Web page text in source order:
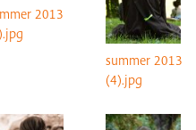
2013
summer 2013
(4).jpg